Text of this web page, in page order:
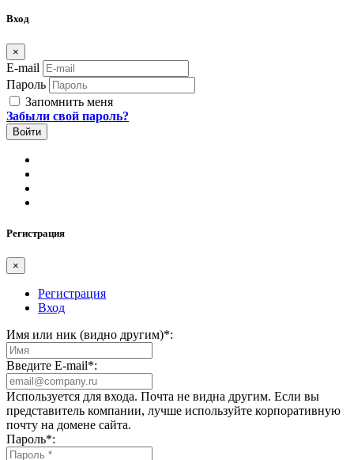
Вход
×
E-mail
Пароль
Запомнить меня
Забыли свой пароль?
Регистрация
×
Регистрация
Вход
Имя или ник (видно другим)*:
Введите E-mail*:
Используется для входа. Почта не видна другим. Если вы
представитель компании, лучше используйте корпоративную
почту на домене сайта.
Пароль*: